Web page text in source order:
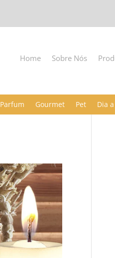
Home Sobre Nós
Parfum Gourmet Pet Dia